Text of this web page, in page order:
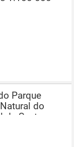
Parque
do
Santo